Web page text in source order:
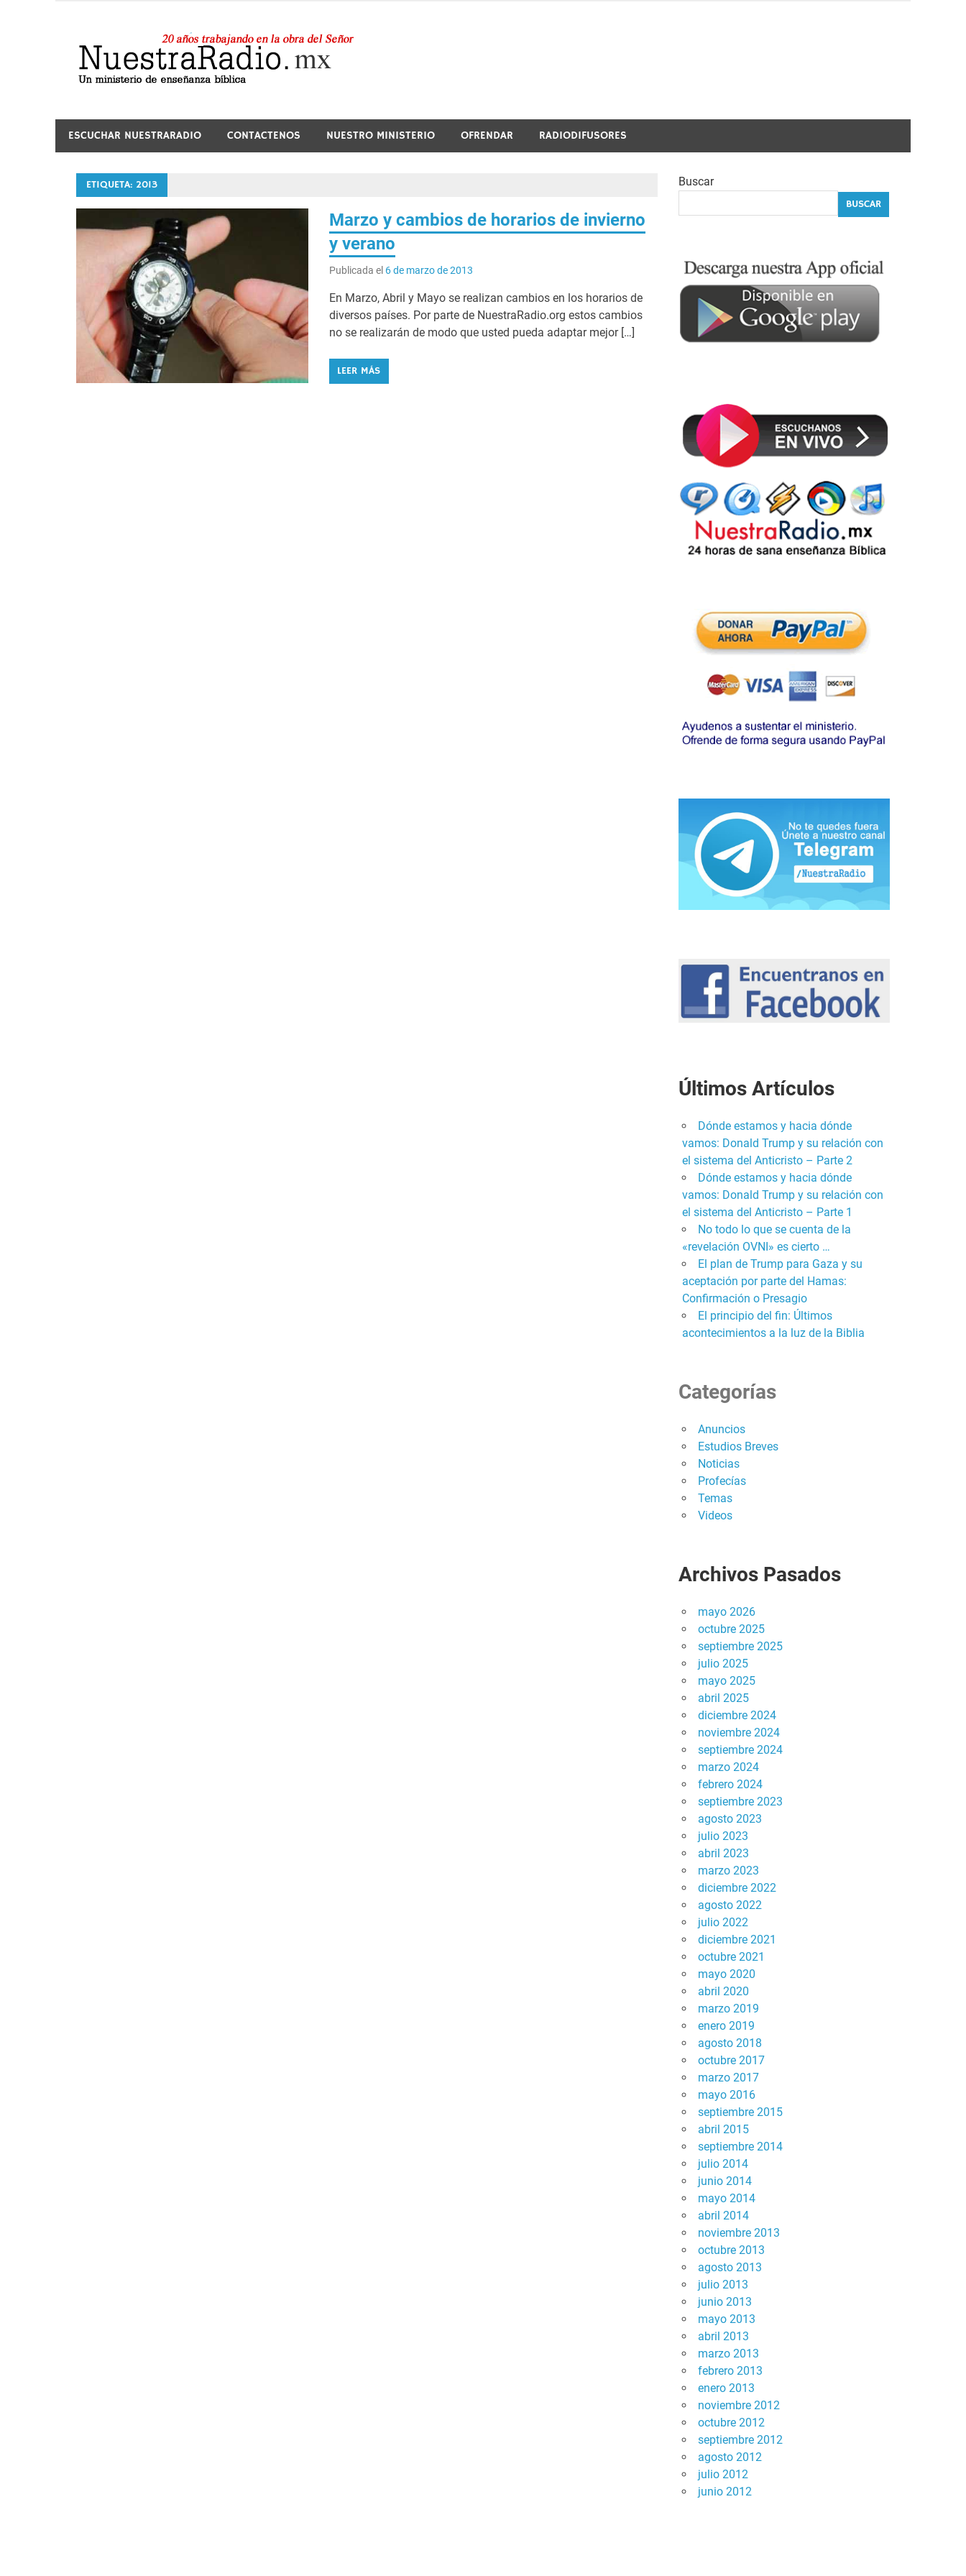
contenido
ESCUCHAR NUESTRARADIO CONTACTENOS NUESTRO MINISTERIO OFRENDAR RADIODIFUSORES
ETIQUETA: 2013
Marzo y cambios de horarios de invierno
y verano
Publicada el 6 de marzo de 2013
En Marzo, Abril y Mayo se realizan cambios en los horarios de
diversos países. Por parte de NuestraRadio.org estos cambios
no se realizarán de modo que usted pueda adaptar mejor […]
LEER MÁS
Buscar
BUSCAR
Últimos Artículos
Dónde estamos y hacia dónde
vamos: Donald Trump y su relación con
el sistema del Anticristo – Parte 2
Dónde estamos y hacia dónde
vamos: Donald Trump y su relación con
el sistema del Anticristo – Parte 1
No todo lo que se cuenta de la
«revelación OVNI» es cierto …
El plan de Trump para Gaza y su
aceptación por parte del Hamas:
Confirmación o Presagio
El principio del fin: Últimos
acontecimientos a la luz de la Biblia
Categorías
Anuncios
Estudios Breves
Noticias
Profecías
Temas
Videos
Archivos Pasados
mayo 2026
octubre 2025
septiembre 2025
julio 2025
mayo 2025
abril 2025
diciembre 2024
noviembre 2024
septiembre 2024
marzo 2024
febrero 2024
septiembre 2023
agosto 2023
julio 2023
abril 2023
marzo 2023
diciembre 2022
agosto 2022
julio 2022
diciembre 2021
octubre 2021
mayo 2020
abril 2020
marzo 2019
enero 2019
agosto 2018
octubre 2017
marzo 2017
mayo 2016
septiembre 2015
abril 2015
septiembre 2014
julio 2014
junio 2014
mayo 2014
abril 2014
noviembre 2013
octubre 2013
agosto 2013
julio 2013
junio 2013
mayo 2013
abril 2013
marzo 2013
febrero 2013
enero 2013
noviembre 2012
octubre 2012
septiembre 2012
agosto 2012
julio 2012
junio 2012